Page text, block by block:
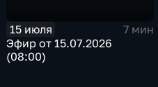
15 июля
7 мин
Эфир от 15.07.2026
(08:00)